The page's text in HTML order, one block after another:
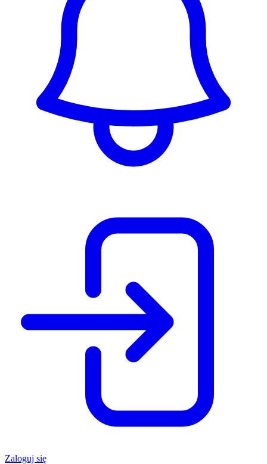
Zaloguj się